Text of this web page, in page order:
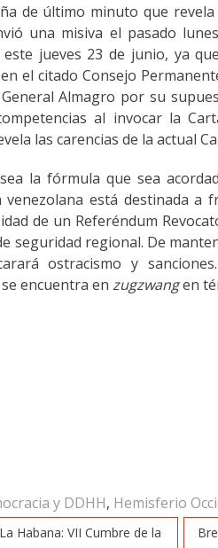
de último minuto que
una misiva el pasado
este jueves 23 de junio, ya
el citado Consejo
Almagro por su
al invocar la
las carencias de la actual
la fórmula que sea
está destinada a
de un Referéndum
seguridad regional. De
ostracismo y
encuentra enzugzwangen
y DDHH, Hemisferio
Habana: VII Cumbre de la